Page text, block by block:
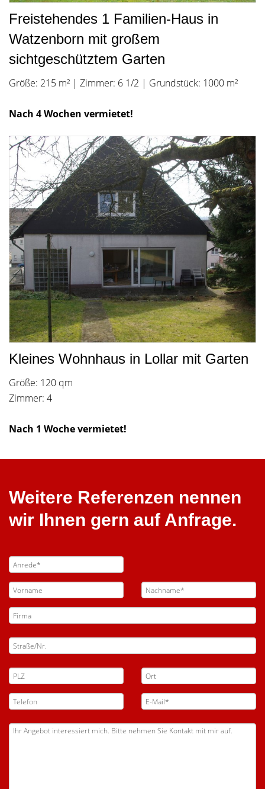
Freistehendes 1 Familien-Haus in
Watzenborn mit großem
sichtgeschütztem Garten
Größe: 215 m² | Zimmer: 6 1/2 | Grundstück: 1000 m²
Nach 4 Wochen vermietet!
Kleines Wohnhaus in Lollar mit Garten
Größe: 120 qm
Zimmer: 4
Nach 1 Woche vermietet!
Weitere Referenzen nennen
wir Ihnen gern auf Anfrage.